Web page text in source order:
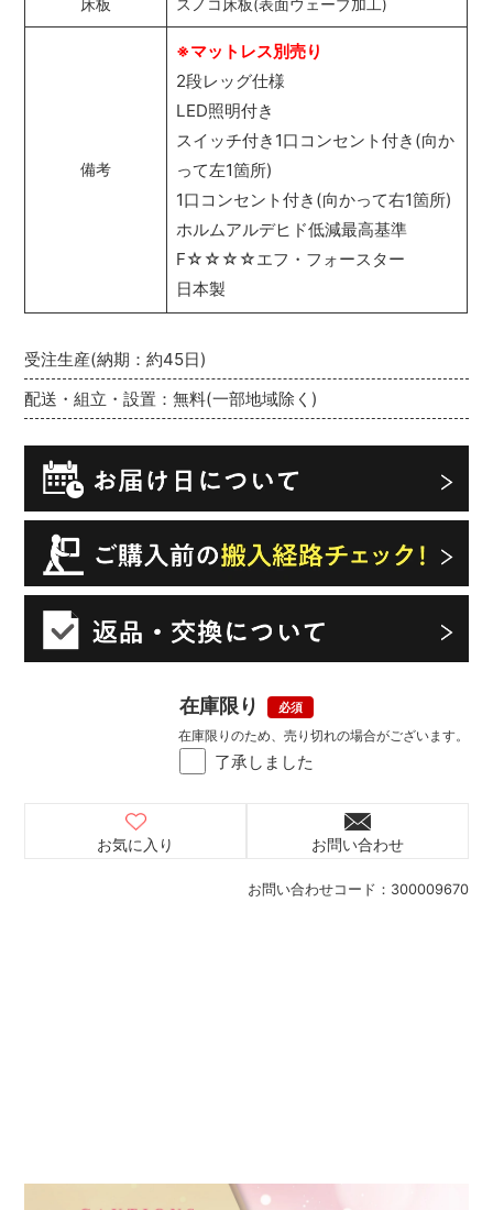
お問い合わせコード： 300009670
受注生産(納期：約45日)
配送・組立・設置：無料(一部地域除く)
在庫限り
了承しました
在庫限りのため、売り切れの場合がございます。
お気に入り お問い合わせ
床板 スノコ床板(表面ウェーブ加工)
備考
※マットレス別売り
2段レッグ仕様
LED照明付き
スイッチ付き1口コンセント付き(向か
って左1箇所)
1口コンセント付き(向かって右1箇所)
ホルムアルデヒド低減最高基準
F☆☆☆☆エフ・フォースター
日本製